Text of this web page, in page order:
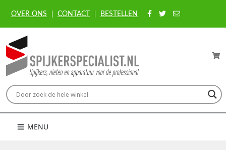
OVER ONS CONTACT BESTELLEN
MENU